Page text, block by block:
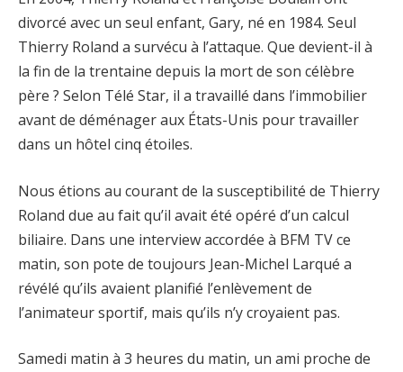
divorcé avec un seul enfant, Gary, né en 1984. Seul
Thierry Roland a survécu à l’attaque. Que devient-il à
la fin de la trentaine depuis la mort de son célèbre
père ? Selon Télé Star, il a travaillé dans l’immobilier
avant de déménager aux États-Unis pour travailler
dans un hôtel cinq étoiles.
Nous étions au courant de la susceptibilité de Thierry
Roland due au fait qu’il avait été opéré d’un calcul
biliaire. Dans une interview accordée à BFM TV ce
matin, son pote de toujours Jean-Michel Larqué a
révélé qu’ils avaient planifié l’enlèvement de
l’animateur sportif, mais qu’ils n’y croyaient pas.
Samedi matin à 3 heures du matin, un ami proche de